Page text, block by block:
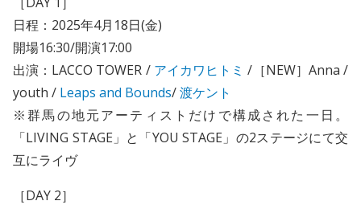
日程：2025年4月18日(金)
開場16:30/開演17:00
出演：LACCO TOWER / アイカワヒトミ /［NEW］Anna /
youth / Leaps and Bounds/渡ケント
※群馬の地元アーティストだけで構成された一日。
「LIVING STAGE」と「YOU STAGE」の2ステージにて交
互にライヴ
［DAY 2］